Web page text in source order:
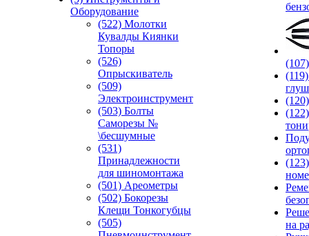
Оборудование
(522) Молотки
Кувалды Киянки
Топоры
(526)
Опрыскиватель
(509)
Электроинструмент
(503) Болты
Саморезы №
\бесшумные
(531)
Принадлежности
для шиномонтажа
(501) Ареометры
(502) Бокорезы
Клещи Тонкогубцы
(505)
на